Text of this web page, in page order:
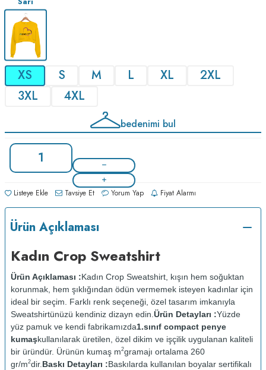
XS S M L XL
2XL
3XL
4XL
bedenimi bul
Listeye Ekle Tavsiye Et Yorum Yap Fiyat Alarmı
Ürün Açıklaması
Kadın Crop Sweatshirt
Ürün Açıklaması :Kadın Crop Sweatshirt, kışın hem soğuktan
korunmak, hem şıklığından ödün vermemek isteyen kadınlar için
ideal bir seçim. Farklı renk seçeneği, özel tasarım imkanıyla
Sweatshirtünüzü kendiniz dizayn edin. Ürün Detayları :Yüzde
yüz pamuk ve kendi fabrikamızda1.sınıf compact penye
kumaşkullanılarak üretilen, özel dikim ve işçilik uygulanan kaliteli
bir üründür. Ürünün kumaş m2gramajı ortalama 260
gr/m2dir. Baskı Detayları :Baskılarda kullanılan boyalar sertifikalı